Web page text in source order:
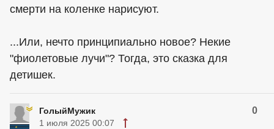
смерти на коленке нарисуют.
...Или, нечто принципиально новое? Некие
"фиолетовые лучи"? Тогда, это сказка для
детишек.
ГолыйМужик 0
1 июля 2025 00:07